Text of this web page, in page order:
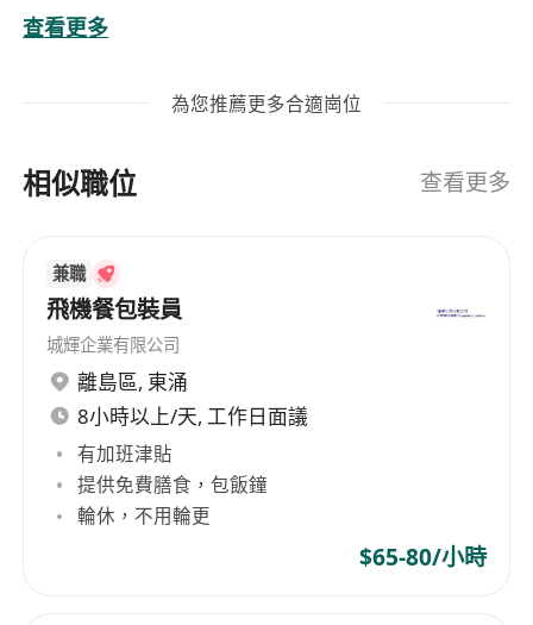
負責食品生產線之包裝作業，包括產品分揀、計
流程符合食品安全與衛生規範。
化包裝設備，並進行日常簡單保養與清潔，發現
要求，保持工作區域整潔有序，落實個人衛生管
理，如正確佩戴髮網、口罩、手套及工衣。
配合品質檢驗人員進行包裝成品抽檢，核對標籤
資訊（包括品名、重量、生產日期、有效期限、
儲存條件等）是否準確無誤。
協助完成每日產量記錄、物料耗用登記及包裝材
料領退作業，確保數據真實完整，支援生產統計
與追溯管理。
查看更多
為您推薦更多合適崗位
相似職位 查看更多
兼職
飛機餐包裝員
城輝企業有限公司
離島區, 東涌
8小時以上/天, 工作日面議
有加班津貼
提供免費膳食，包飯鐘
輪休，不用輪更
$65-80/小時